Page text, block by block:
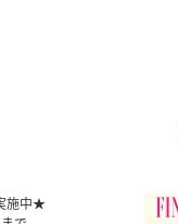
施中★